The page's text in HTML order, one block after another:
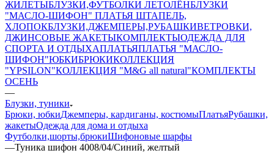
ЖИЛЕТЫБЛУЗКИ,ФУТБОЛКИ ЛЕТОЛЁНБЛУЗКИ
"МАСЛО-ШИФОН" ПЛАТЬЯ ШТАПЕЛЬ,
ХЛОПОКБЛУЗКИ,ДЖЕМПЕРЫ,РУБАШКИВЕТРОВКИ,
ДЖИНСОВЫЕ ЖАКЕТЫКОМПЛЕКТЫОДЕЖДА ДЛЯ
СПОРТА И ОТДЫХАПЛАТЬЯПЛАТЬЯ "МАСЛО-
ШИФОН"ЮБКИБРЮКИКОЛЛЕКЦИЯ
"YPSILON"КОЛЛЕКЦИЯ "M&G all natural"КОМПЛЕКТЫ
ОСЕНЬ
—
Блузки, туники
Брюки, юбкиДжемперы, кардиганы, костюмыПлатьяРубашки,
жакетыОдежда для дома и отдыха
Футболки,шорты,брюкиШифоновые шарфы
—Туника шифон 4008/04/Синий, желтый